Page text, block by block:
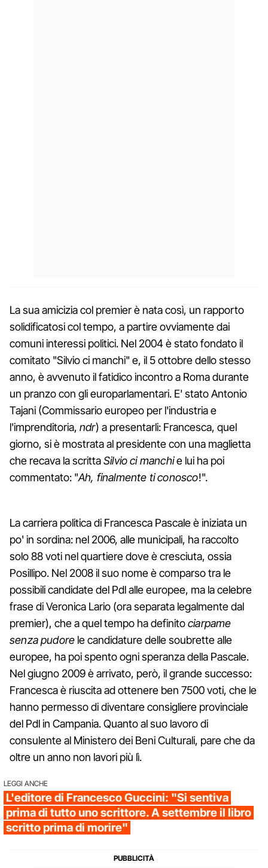
La sua amicizia col premier è nata così, un rapporto
solidificatosi col tempo, a partire ovviamente dai
comuni interessi politici. Nel 2004 è stato fondato il
comitato "Silvio ci manchi" e, il 5 ottobre dello stesso
anno, è avvenuto il fatidico incontro a Roma durante
un pranzo con gli europarla­mentari. E' stato Antonio
Tajani (Commissario europeo per l'industria e
l'imprenditoria, ndr) a presentarli: Francesca, quel
giorno, si è mostrata al presidente con una maglietta
che recava la scrittaSilvio ci manchie lui ha poi
commentato: "Ah, finalmente ti conosco!".
La carriera politica di Francesca Pascale è iniziata un
po' in sordina: nel 2006, alle municipali, ha raccolto
solo 88 voti nel quartiere dove è cresciuta, ossia
Posillipo. Nel 2008 il suo nome è comparso tra le
possibili candidate del Pdl alle europee, ma la celebre
frase di Veronica Lario (ora separata legalmente dal
premier), che a quel tempo ha definitociarpame
senza pudore le candidature delle soubrette alle
europee, ha poi spento ogni speranza della Pascale.
Nel giugno 2009 è arrivato, però, il grande successo:
Francesca è riuscita ad ottenere ben 7500 voti, che le
hanno permesso di diventare consigliere provinciale
del Pdl in Campania. Quanto al suo lavoro di
consulente al Ministero dei Beni Culturali, pare che da
oltre un anno non lavori più lì.
LEGGI ANCHE
L'editore di Francesco Guccini: "Si sentiva
prima di tutto uno scrittore. A settembre il libro
scritto prima di morire"